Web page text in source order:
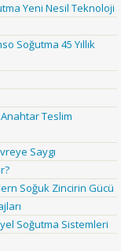
Yeni Nesil Teknoloji
Soğutma 45 Yıllık
Teslim
Saygı
Soğuk Zincirin Gücü
Soğutma Sistemleri